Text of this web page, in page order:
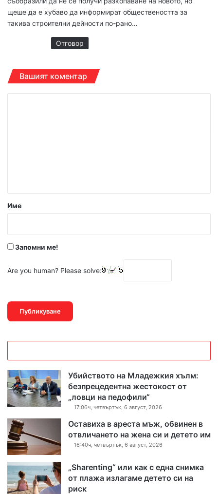
щеше да е хубаво да информират обществеността за
такива строителни дейности по-рано…
Отговор
Вашият коментар
р
Име
Запомни ме!
Are you human? Please solve:
Убийството на Младежкия хълм:
безпрецедентна жестокост от
„ловци на педофили“
17:06ч, четвъртък, 6 август, 2026
Оставиха в ареста мъж, обвинен в
отвличането на жена си и детето им
16:40ч, четвъртък, 6 август, 2026
„Sharenting“ или как с една снимка
от плажа излагаме детето си на
риск